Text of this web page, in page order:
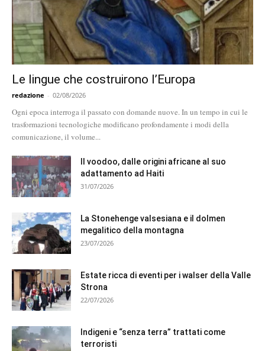
Le lingue che costruirono l’Europa
redazione - 02/08/2026
Ogni epoca interroga il passato con domande nuove. In un tempo in cui le
trasformazioni tecnologiche modificano profondamente i modi della
comunicazione, il volume...
Il voodoo, dalle origini africane al suo
adattamento ad Haiti
31/07/2026
La Stonehenge valsesiana e il dolmen
megalitico della montagna
23/07/2026
Estate ricca di eventi per i walser della Valle
Strona
22/07/2026
Indigeni e “senza terra” trattati come
terroristi